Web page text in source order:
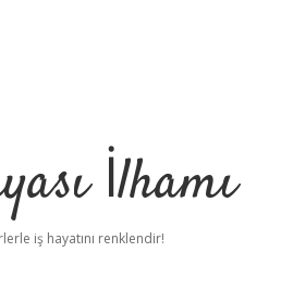
İlhamı
iş hayatını renklendir!